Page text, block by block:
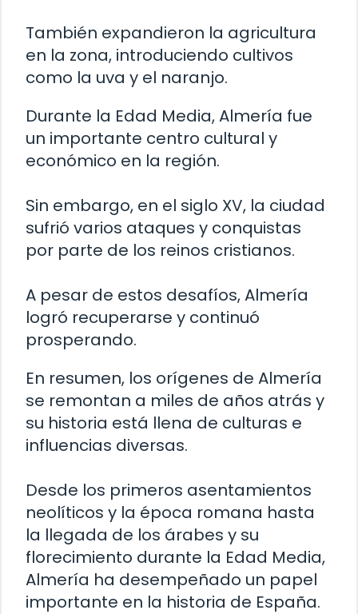
También expandieron la agricultura
en la zona, introduciendo cultivos
como la uva y el naranjo.
Durante la Edad Media, Almería fue
un importante centro cultural y
económico en la región.
Sin embargo, en el siglo XV, la ciudad
sufrió varios ataques y conquistas
por parte de los reinos cristianos.
A pesar de estos desafíos, Almería
logró recuperarse y continuó
prosperando.
En resumen, los orígenes de Almería
se remontan a miles de años atrás y
su historia está llena de culturas e
influencias diversas.
Desde los primeros asentamientos
neolíticos y la época romana hasta
la llegada de los árabes y su
florecimiento durante la Edad Media,
Almería ha desempeñado un papel
importante en la historia de España.